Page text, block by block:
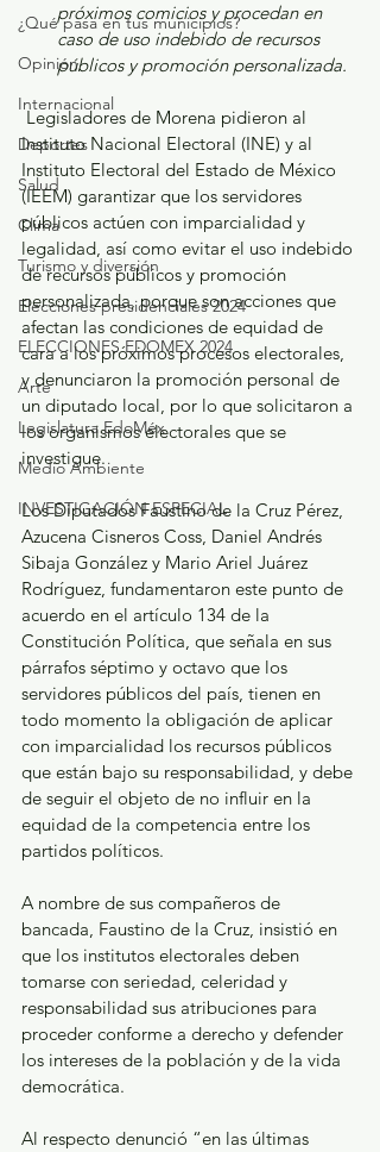
¿Qué pasa en tus municipios?
Opinión
Internacional
Deportes
Salud
Clima
Turismo y diversión
Elecciones presidenciales 2024
ELECCIONES EDOMEX 2024
Arte
Legislatura EdoMéx
Medio Ambiente
INVESTIGACIÓN ESPECIAL
próximos comicios y procedan en
caso de uso indebido de recursos
públicos y promoción personalizada.
Legisladores de Morena pidieron al
Instituto Nacional Electoral (INE) y al
Instituto Electoral del Estado de México
(IEEM) garantizar que los servidores
públicos actúen con imparcialidad y
legalidad, así como evitar el uso indebido
de recursos públicos y promoción
personalizada, porque son acciones que
afectan las condiciones de equidad de
cara a los próximos procesos electorales,
y denunciaron la promoción personal de
un diputado local, por lo que solicitaron a
los organismos electorales que se
investigue.
Los Diputados Faustino de la Cruz Pérez,
Azucena Cisneros Coss, Daniel Andrés
Sibaja González y Mario Ariel Juárez
Rodríguez, fundamentaron este punto de
acuerdo en el artículo 134 de la
Constitución Política, que señala en sus
párrafos séptimo y octavo que los
servidores públicos del país, tienen en
todo momento la obligación de aplicar
con imparcialidad los recursos públicos
que están bajo su responsabilidad, y debe
de seguir el objeto de no influir en la
equidad de la competencia entre los
partidos políticos.
A nombre de sus compañeros de
bancada, Faustino de la Cruz, insistió en
que los institutos electorales deben
tomarse con seriedad, celeridad y
responsabilidad sus atribuciones para
proceder conforme a derecho y defender
los intereses de la población y de la vida
democrática.
Al respecto denunció “en las últimas